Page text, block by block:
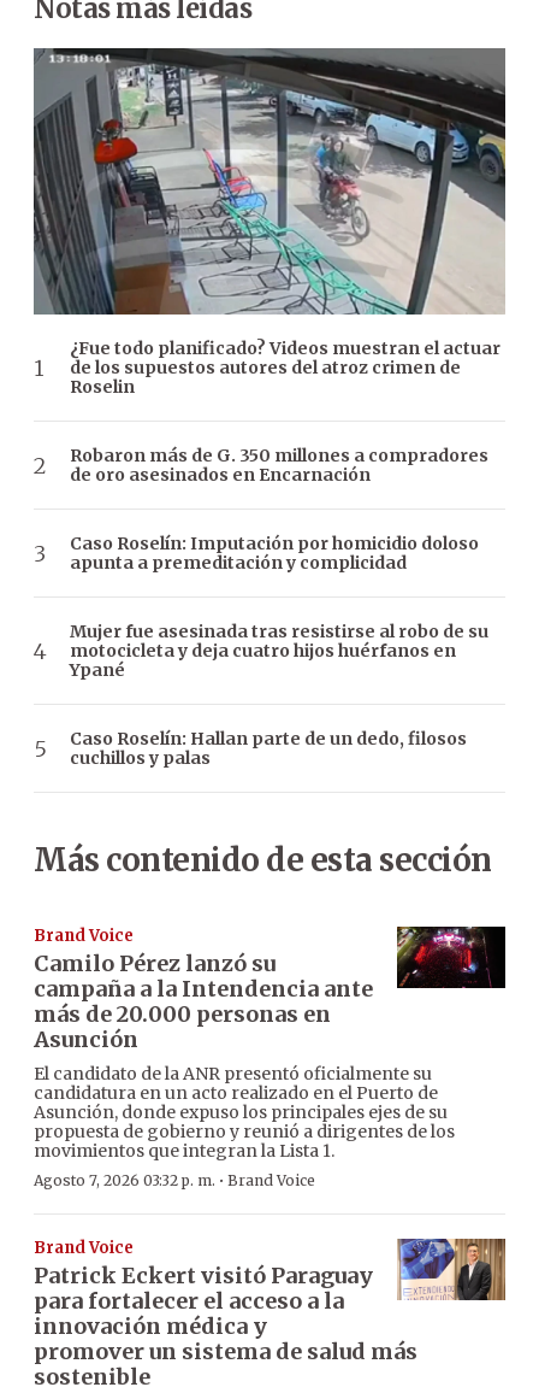
Notas más leídas
¿Fue todo planificado? Videos muestran el actuar
de los supuestos autores del atroz crimen de
Roselin
Robaron más de G. 350 millones a compradores
de oro asesinados en Encarnación
Caso Roselín: Imputación por homicidio doloso
apunta a premeditación y complicidad
Mujer fue asesinada tras resistirse al robo de su
motocicleta y deja cuatro hijos huérfanos en
Ypané
Caso Roselín: Hallan parte de un dedo, filosos
cuchillos y palas
Más contenido de esta sección
Brand Voice
Camilo Pérez lanzó su
campaña a la Intendencia ante
más de 20.000 personas en
Asunción
El candidato de la ANR presentó oficialmente su
candidatura en un acto realizado en el Puerto de
Asunción, donde expuso los principales ejes de su
propuesta de gobierno y reunió a dirigentes de los
movimientos que integran la Lista 1.
Agosto 7, 2026 03:32 p. m. · Brand Voice
Brand Voice
Patrick Eckert visitó Paraguay
para fortalecer el acceso a la
innovación médica y
promover un sistema de salud más
sostenible